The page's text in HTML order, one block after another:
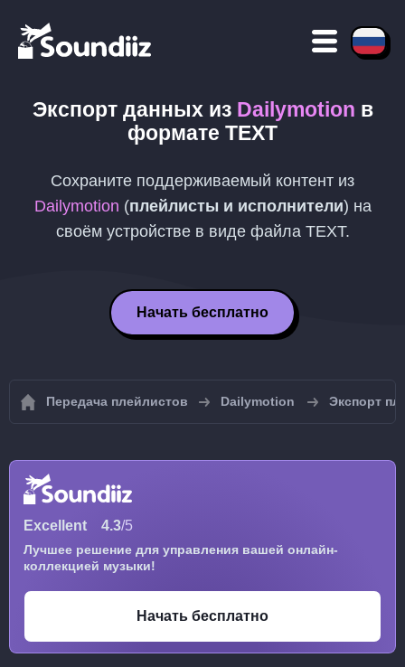
Экспорт данных из Dailymotion в
формате TEXT
Сохраните поддерживаемый контент из
Dailymotion (плейлисты и исполнители) на
своём устройстве в виде файла TEXT.
Начать бесплатно
Передача плейлистов Dailymotion Экспорт
Excellent 4.3/5
Лучшее решение для управления вашей онлайн-
коллекцией музыки!
Начать бесплатно